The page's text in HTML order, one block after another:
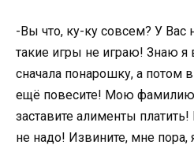
-Вы что, ку-ку совсем? У Вас
такие игры не играю! Знаю я
сначала понарошку, а потом
ещё повесите! Мою
заставите алименты
не надо! Извините, мне пора,